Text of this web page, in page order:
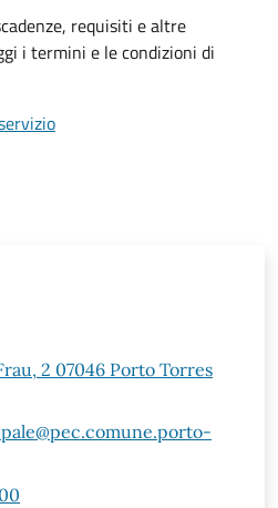
requisiti e altre
i termini e le condizioni di
2 07046 Porto Torres